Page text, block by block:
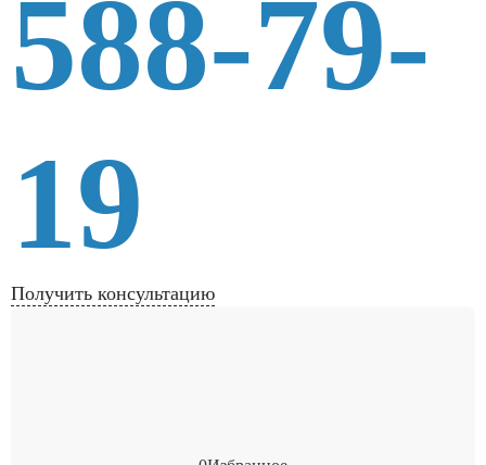
588-79-
19
Получить консультацию